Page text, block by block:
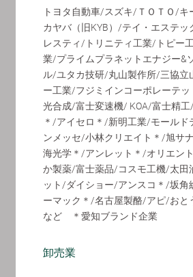
トヨタ自動車/スズキ/ＴＯＴＯ/
カヤバ（旧KYB）/テイ・エステ
レスティ/トリニティ工業/トピー
業/プライムプラネットエナジー&
ル/ユタカ技研/丸山製作所/三協
ー工業/フジミインコーポレーテ
光合成/富士変速機/ KOA/富士精
＊/アイセロ＊/新明工業/モール
ンメッセ/小林クリエイト＊/旭サ
海光学＊/アンレット＊/オリエン
か製薬/富士薬品/コスモ工機/太
ット/ダイショー/アンスコ＊/坂
ーマック＊/名古屋製酪/アピ/おと
など ＊愛知ブランド企業
卸売業